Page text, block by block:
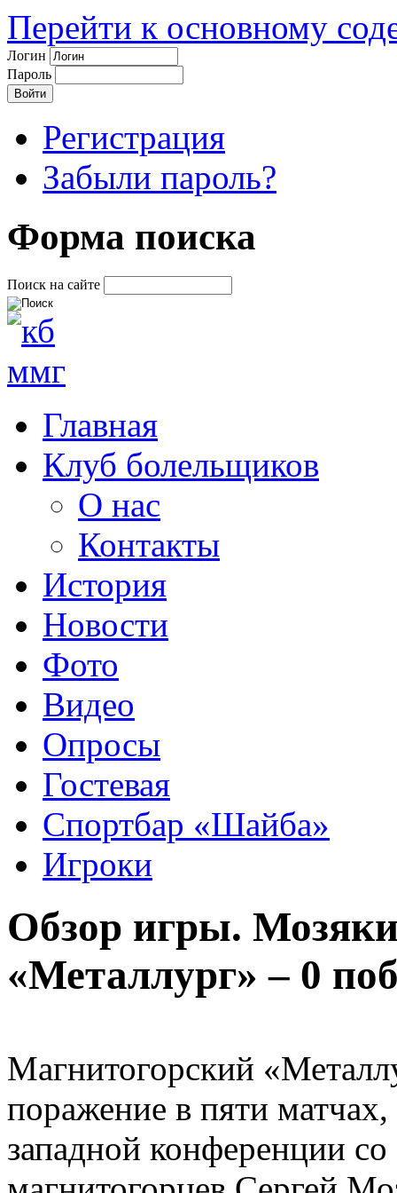
Перейти к основному
Логин
Пароль
Регистрация
Забыли пароль?
Форма поиска
Поиск на сайте
Главная
Клуб болельщиков
О нас
Контакты
История
Новости
Фото
Видео
Опросы
Гостевая
Спортбар «Шайба»
Игроки
Обзор игры.
«Металлург» – 0
Магнитогорский
поражение в пяти
западной конференции